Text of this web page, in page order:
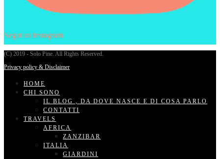
Segui su Instagram
(C) 2019 - Solo Pine. All Rights Reserved.
Privacy policy & Disclaimer
HOME
CHI SONO
IL BLOG , DA DOVE NASCE E DI COSA PARLO
CONTATTI
TRAVELS
AFRICA
ZANZIBAR
ITALIA
GIARDINI